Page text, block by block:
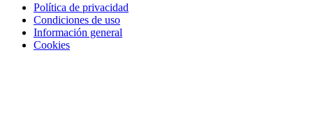
Política de privacidad
Condiciones de uso
Información general
Cookies